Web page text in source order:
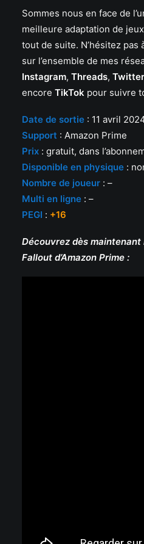
Sommes nous en face de
meilleure adaptation de
tout de suite. N’hésitez pas
sur l’ensemble de mes
Instagram, Threads,
encore TikTok pour suivre
Date de sortie : 11 avril
Support : Amazon Prime
Prix : gratuit, dans
Disponible en physique :
Nombre de joueur : –
Multi en ligne : –
PEGI : +16
Découvrez dès
Fallout d’Amazon Prime :